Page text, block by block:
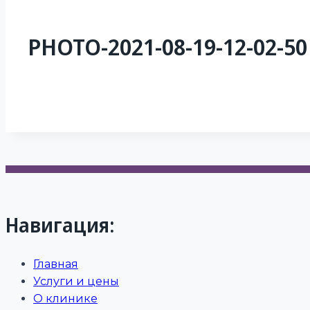
PHOTO-2021-08-19-12-02-
Навигация:
Главная
Услуги и цены
О клинике